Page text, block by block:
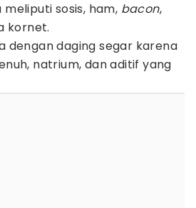
sosis, ham, bacon,
kornet.
dengan daging segar karena
natrium, dan aditif yang